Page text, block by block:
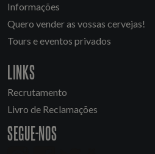
Informações
Quero vender as vossas cervejas!
Tours e eventos privados
LINKS
Recrutamento
Livro de Reclamações
SEGUE-NOS